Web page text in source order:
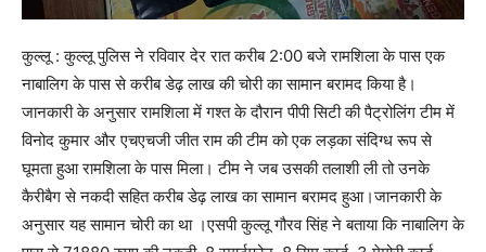
कुल्लू : कुल्लू पुलिस ने रविवार देर रात करीब 2:00 बजे रामशिला के पास एक
नाबालिग के पास से करीब डेढ़ लाख की चोरी का सामान बरामद किया है।
जानकारी के अनुसार रामशिला में गश्त के दौरान पीपी सिटी की पैट्रोलिंग टीम में
विनोद कुमार और एचएचजी जीत राम की टीम को एक लड़का संदिग्ध रूप से
घूमता हुआ रामशिला के पास मिला। टीम ने जब उसकी तलाशी ली तो उनके
कैरीबैग से नकदी सहित करीब डेढ़ लाख का सामान बरामद हुआ।जानकारी के
अनुसार यह सामान चोरी का था ।एसपी कुल्लू गौरव सिंह ने बताया कि नाबालिग के